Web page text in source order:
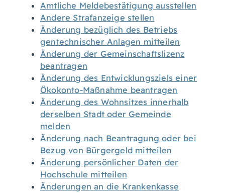
Amtliche Meldebestätigung ausstellen
Andere Strafanzeige stellen
Änderung bezüglich des Betriebs
gentechnischer Anlagen mitteilen
Änderung der Gemeinschaftslizenz
beantragen
Änderung des Entwicklungsziels einer
Ökokonto-Maßnahme beantragen
Änderung des Wohnsitzes innerhalb
derselben Stadt oder Gemeinde
melden
Änderung nach Beantragung oder bei
Bezug von Bürgergeld mitteilen
Änderung persönlicher Daten der
Hochschule mitteilen
Änderungen an die Krankenkasse